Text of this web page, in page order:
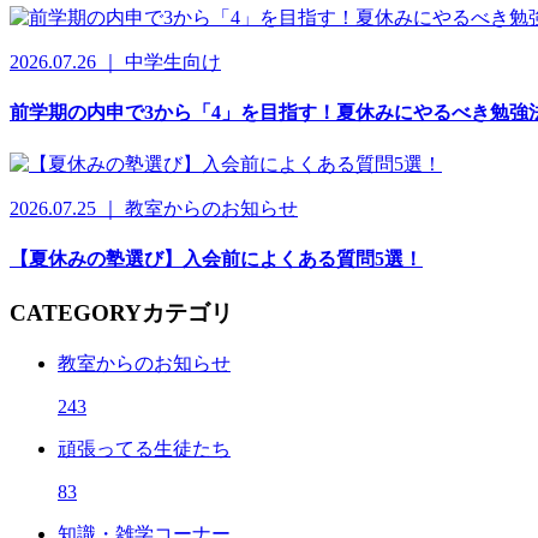
2026.07.26 ｜ 中学生向け
前学期の内申で3から「4」を目指す！夏休みにやるべき勉強
2026.07.25 ｜ 教室からのお知らせ
【夏休みの塾選び】入会前によくある質問5選！
CATEGORYカテゴリ
教室からのお知らせ
243
頑張ってる生徒たち
83
知識・雑学コーナー